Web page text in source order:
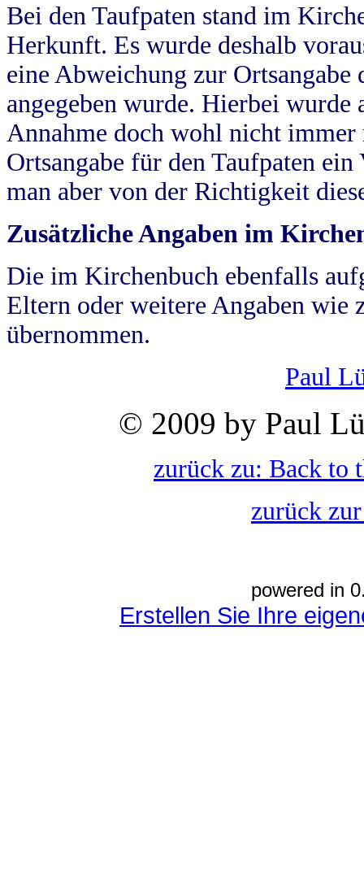
Bei den Taufpaten stand im
Herkunft. Es wurde deshalb
eine Abweichung zur
angegeben wurde. Hierbei wurde
Annahme doch wohl nicht
Ortsangabe für den Taufpaten
man aber von der Richtigkeit
Zusätzliche Angaben im
Die im Kirchenbuch ebenfalls
Eltern oder weitere Angaben wie
übernommen.
Paul
© 2009 by Paul
zurück zu: Back to
zurück
powered in
Erstellen Sie Ihre